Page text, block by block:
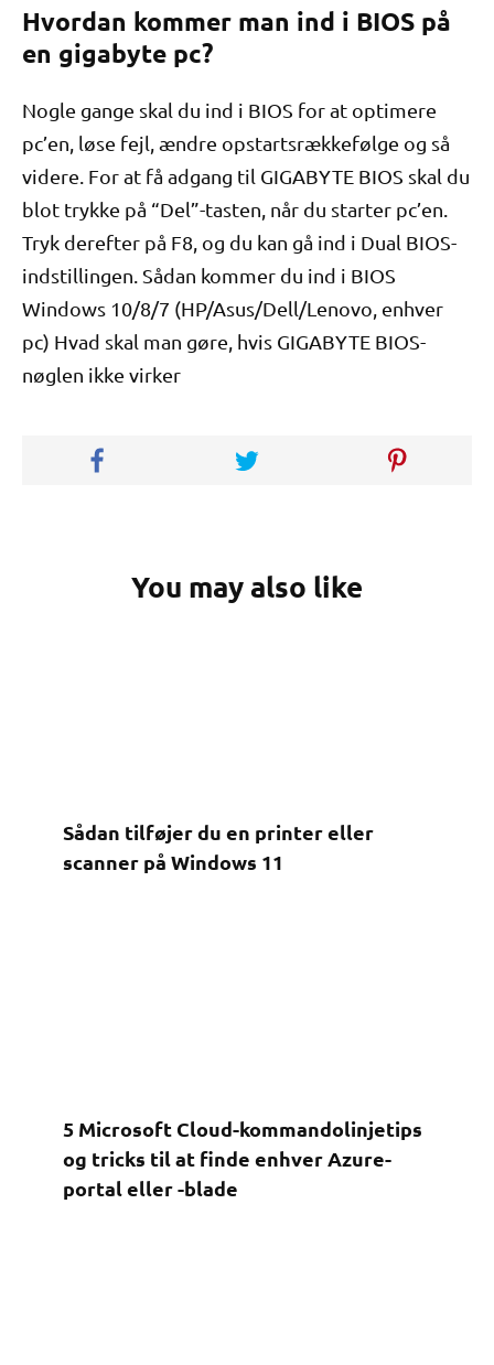
Hvordan kommer man ind i BIOS på
en gigabyte pc?
Nogle gange skal du ind i BIOS for at optimere
pc’en, løse fejl, ændre opstartsrækkefølge og så
videre. For at få adgang til GIGABYTE BIOS skal du
blot trykke på “Del”-tasten, når du starter pc’en.
Tryk derefter på F8, og du kan gå ind i Dual BIOS-
indstillingen. Sådan kommer du ind i BIOS
Windows 10/8/7 (HP/Asus/Dell/Lenovo, enhver
pc) Hvad skal man gøre, hvis GIGABYTE BIOS-
nøglen ikke virker
You may also like
Sådan tilføjer du en printer eller
scanner på Windows 11
5 Microsoft Cloud-kommandolinjetips
og tricks til at finde enhver Azure-
portal eller -blade